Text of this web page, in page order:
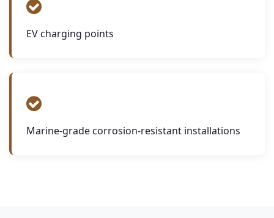
EV charging points
Marine-grade corrosion-resistant installations